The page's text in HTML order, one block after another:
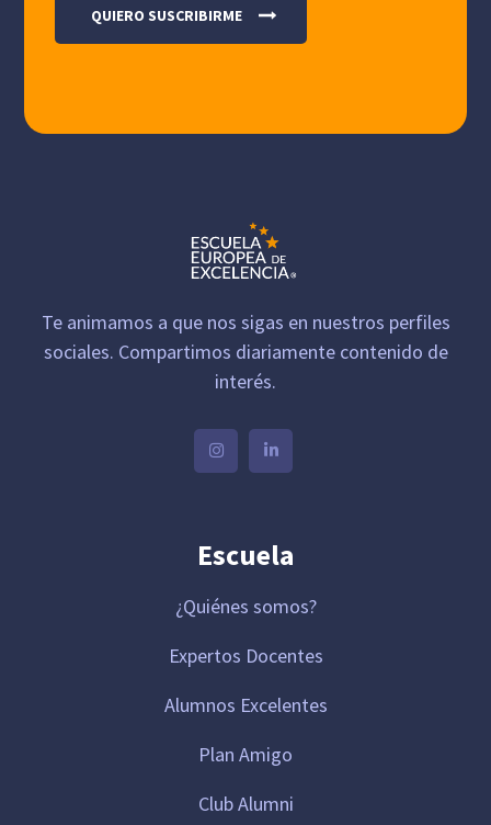
Te animamos a que nos sigas en nuestros perfiles
sociales. Compartimos diariamente contenido de
interés.
Escuela
¿Quiénes somos?
Expertos Docentes
Alumnos Excelentes
Plan Amigo
Club Alumni